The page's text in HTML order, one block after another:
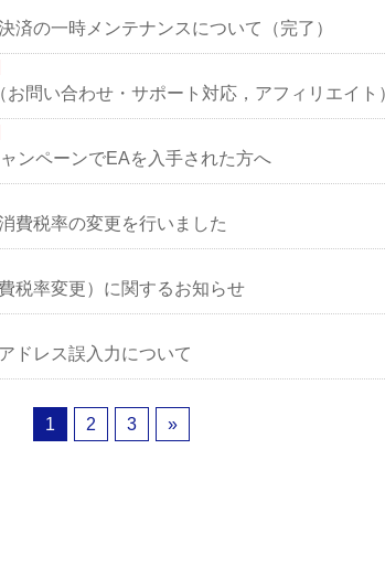
済の一時メンテナンスについて（完了）
お問い合わせ・サポート対応，アフィリエイト
ンペーンでEAを入手された方へ
費税率の変更を行いました
税率変更）に関するお知らせ
ドレス誤入力について
1 2 3 »